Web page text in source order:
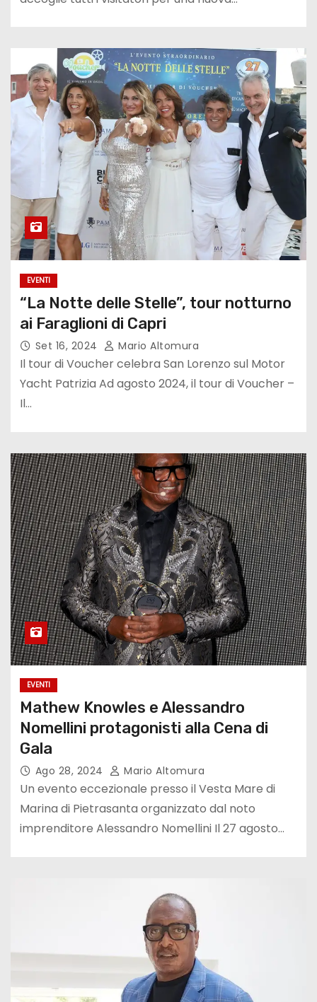
EVENTI
“La Notte delle Stelle”, tour notturno
ai Faraglioni di Capri
Set 16, 2024 Mario Altomura
Il tour di Voucher celebra San Lorenzo sul Motor
Yacht Patrizia Ad agosto 2024, il tour di Voucher –
Il…
EVENTI
Mathew Knowles e Alessandro
Nomellini protagonisti alla Cena di
Gala
Ago 28, 2024 Mario Altomura
Un evento eccezionale presso il Vesta Mare di
Marina di Pietrasanta organizzato dal noto
imprenditore Alessandro Nomellini Il 27 agosto…